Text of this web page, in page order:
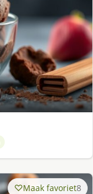
Maak favoriet8